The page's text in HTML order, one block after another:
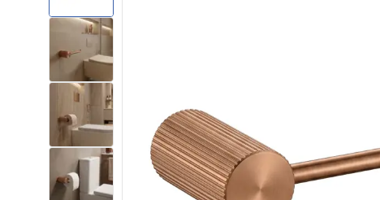
Douchebakken
Lineaire Douchegoten
Toiletten
Wastafels